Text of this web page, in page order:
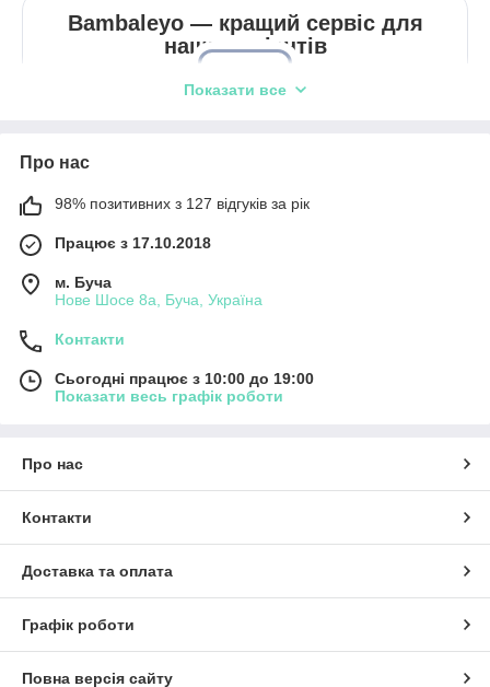
Bambaleyo — кращий сервіс для
наших клієнтів
які допоможуть з вибором товарів, підберуть
найбільш комфортний для вас спосіб
доставки та оплати.
Ми швидко обробляємо заявки,
відправляємо ваше замовлення відразу
самовивозу.
Показати все
Про нас
98% позитивних з 127 відгуків за рік
Працює з 17.10.2018
м. Буча
Нове Шосе 8а, Буча, Україна
Контакти
Сьогодні працює з 10:00 до 19:00
Показати весь графік роботи
Про нас
Контакти
Доставка та оплата
Графік роботи
Повна версія сайту